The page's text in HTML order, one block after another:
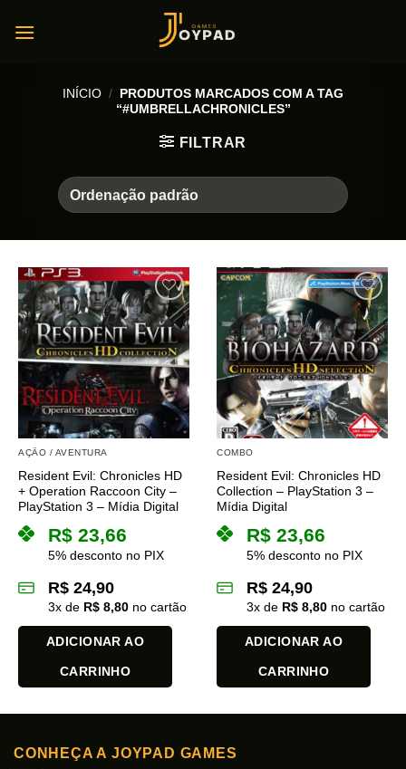
INÍCIO / PRODUTOS MARCADOS COM A TAG
“#UMBRELLACHRONICLES”
FILTRAR
AÇÃO / AVENTURA
Resident Evil: Chronicles HD
+ Operation Raccoon City –
PlayStation 3 – Mídia Digital
R$ 23,66
5% desconto no PIX
R$ 24,90
3x de R$ 8,80 no cartão
ADICIONAR AO
CARRINHO
COMBO
Resident Evil: Chronicles HD
Collection – PlayStation 3 –
Mídia Digital
R$ 23,66
5% desconto no PIX
R$ 24,90
3x de R$ 8,80 no cartão
ADICIONAR AO
CARRINHO
CONHEÇA A JOYPAD GAMES